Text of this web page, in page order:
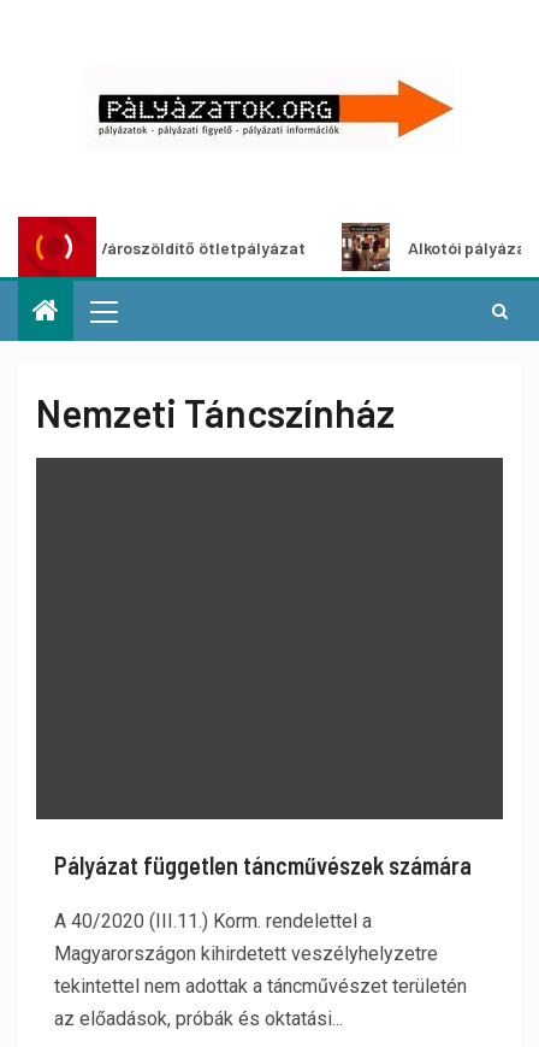
Városzöldítő ötletpályázat Alkotói pályázat
Nemzeti Táncszínház
Pályázat független táncművészek számára
A 40/2020 (III.11.) Korm. rendelettel a
Magyarországon kihirdetett veszélyhelyzetre
tekintettel nem adottak a táncművészet területén
az előadások, próbák és oktatási...